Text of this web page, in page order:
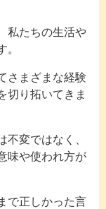
私たちの生活や
。
さまざまな経験
切り拓いてきま
不変ではなく、
味や使われ方が
で正しかった言